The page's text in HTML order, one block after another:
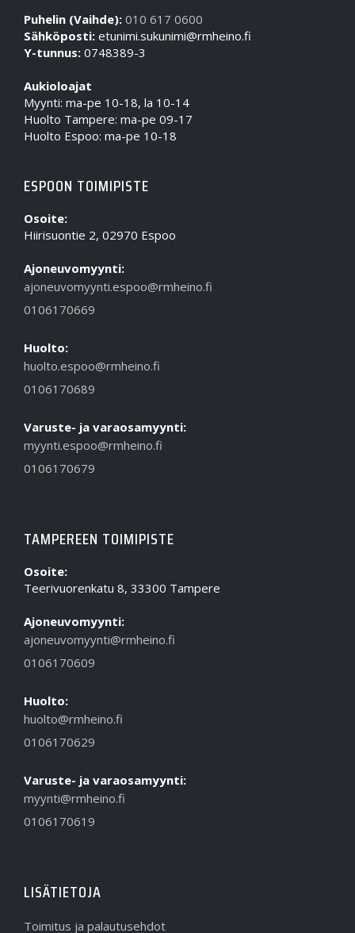
Puhelin (Vaihde): 010 617 0600
Sähköposti: etunimi.sukunimi@rmheino.fi
Y-tunnus: 0748389-3
Aukioloajat
Myynti: ma-pe 10-18, la 10-14
Huolto Tampere: ma-pe 09-17
Huolto Espoo: ma-pe 10-18
ESPOON TOIMIPISTE
Osoite:
Hiirisuontie 2, 02970 Espoo
Ajoneuvomyynti:
ajoneuvomyynti.espoo@rmheino.fi
0106170669
Huolto:
huolto.espoo@rmheino.fi
0106170689
Varuste- ja varaosamyynti:
myynti.espoo@rmheino.fi
0106170679
TAMPEREEN TOIMIPISTE
Osoite:
Teerivuorenkatu 8, 33300 Tampere
Ajoneuvomyynti:
ajoneuvomyynti@rmheino.fi
0106170609
Huolto:
huolto@rmheino.fi
0106170629
Varuste- ja varaosamyynti:
myynti@rmheino.fi
0106170619
LISÄTIETOJA
Toimitus ja palautusehdot